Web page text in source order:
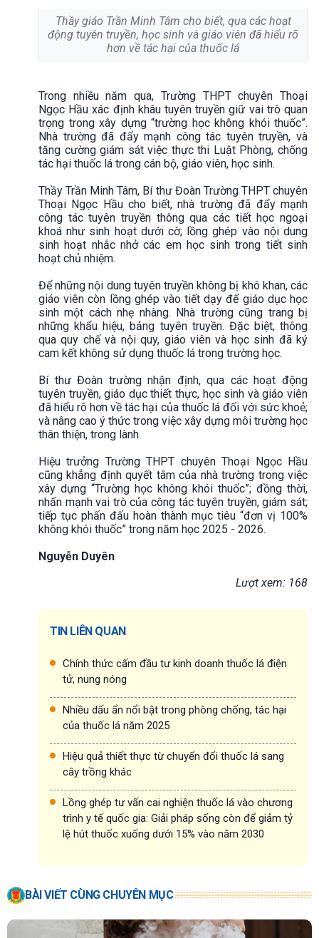
Thầy giáo Trần Minh Tâm cho biết, qua các hoạt
động tuyên truyền, học sinh và giáo viên đã hiểu rõ
hơn về tác hại của thuốc lá
Trong nhiều năm qua, Trường THPT chuyên Thoại
Ngọc Hầu xác định khâu tuyên truyền giữ vai trò quan
trọng trong xây dựng “trường học không khói thuốc”.
Nhà trường đã đẩy mạnh công tác tuyên truyền, và
tăng cường giám sát việc thực thi Luật Phòng, chống
tác hại thuốc lá trong cán bộ, giáo viên, học sinh.
Thầy Trần Minh Tâm, Bí thư Đoàn Trường THPT chuyên
Thoại Ngọc Hầu cho biết, nhà trường đã đẩy mạnh
công tác tuyên truyền thông qua các tiết học ngoại
khoá như sinh hoạt dưới cờ; lồng ghép vào nội dung
sinh hoạt nhắc nhở các em học sinh trong tiết sinh
hoạt chủ nhiệm.
Để những nội dung tuyên truyền không bị khô khan, các
giáo viên còn lồng ghép vào tiết dạy để giáo dục học
sinh một cách nhẹ nhàng. Nhà trường cũng trang bị
những khẩu hiệu, bảng tuyên truyền. Đặc biệt, thông
qua quy chế và nội quy, giáo viên và học sinh đã ký
cam kết không sử dụng thuốc lá trong trường học.
Bí thư Đoàn trường nhận định, qua các hoạt động
tuyên truyền, giáo dục thiết thực, học sinh và giáo viên
đã hiểu rõ hơn về tác hại của thuốc lá đối với sức khoẻ;
và nâng cao ý thức trong việc xây dựng môi trường học
thân thiện, trong lành.
Hiệu trưởng Trường THPT chuyên Thoại Ngọc Hầu
cũng khẳng định quyết tâm của nhà trường trong việc
xây dựng “Trường học không khói thuốc”; đồng thời,
nhấn mạnh vai trò của công tác tuyên truyền, giám sát;
tiếp tục phấn đấu hoàn thành mục tiêu “đơn vị 100%
không khói thuốc” trong năm học 2025 - 2026.
Nguyễn Duyên
Lượt xem: 168
TIN LIÊN QUAN
Chính thức cấm đầu tư kinh doanh thuốc lá điện
tử, nung nóng
Nhiều dấu ẩn nổi bật trong phòng chống, tác hại
của thuốc lá năm 2025
Hiệu quả thiết thực từ chuyển đổi thuốc lá sang
cây trồng khác
Lồng ghép tư vấn cai nghiện thuốc lá vào chương
trình y tế quốc gia: Giải pháp sống còn để giảm tỷ
lệ hút thuốc xuống dưới 15% vào năm 2030
BÀI VIẾT CÙNG CHUYÊN MỤC